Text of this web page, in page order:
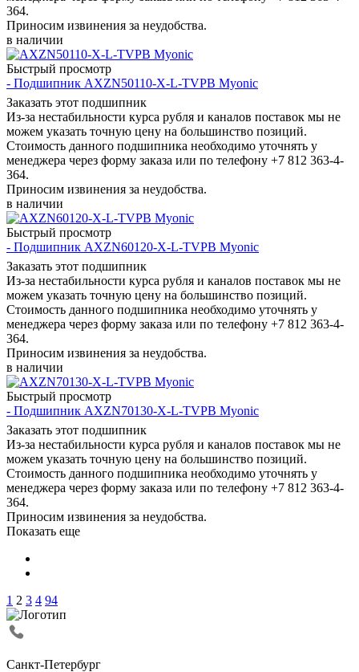
364.
Приносим извинения за неудобства.
в наличии
Быстрый просмотр
- Подшипник AXZN50110-X-L-TVPB Myonic
Заказать этот подшипник
Из-за нестабильности курса рубля и каналов поставок мы не
можем указать точную цену на большинство позиций.
Стоимость данного подшипника необходимо уточнять у
менеджера через форму заказа или по телефону +7 812 363-4-
364.
Приносим извинения за неудобства.
в наличии
Быстрый просмотр
- Подшипник AXZN60120-X-L-TVPB Myonic
Заказать этот подшипник
Из-за нестабильности курса рубля и каналов поставок мы не
можем указать точную цену на большинство позиций.
Стоимость данного подшипника необходимо уточнять у
менеджера через форму заказа или по телефону +7 812 363-4-
364.
Приносим извинения за неудобства.
в наличии
Быстрый просмотр
- Подшипник AXZN70130-X-L-TVPB Myonic
Заказать этот подшипник
Из-за нестабильности курса рубля и каналов поставок мы не
можем указать точную цену на большинство позиций.
Стоимость данного подшипника необходимо уточнять у
менеджера через форму заказа или по телефону +7 812 363-4-
364.
Приносим извинения за неудобства.
Показать еще
1 2 3 4 94
Санкт-Петербург